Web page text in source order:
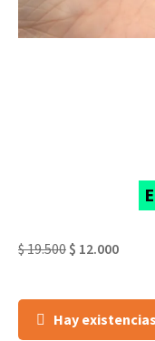
$19.500 $ 12.000
Hay existencias